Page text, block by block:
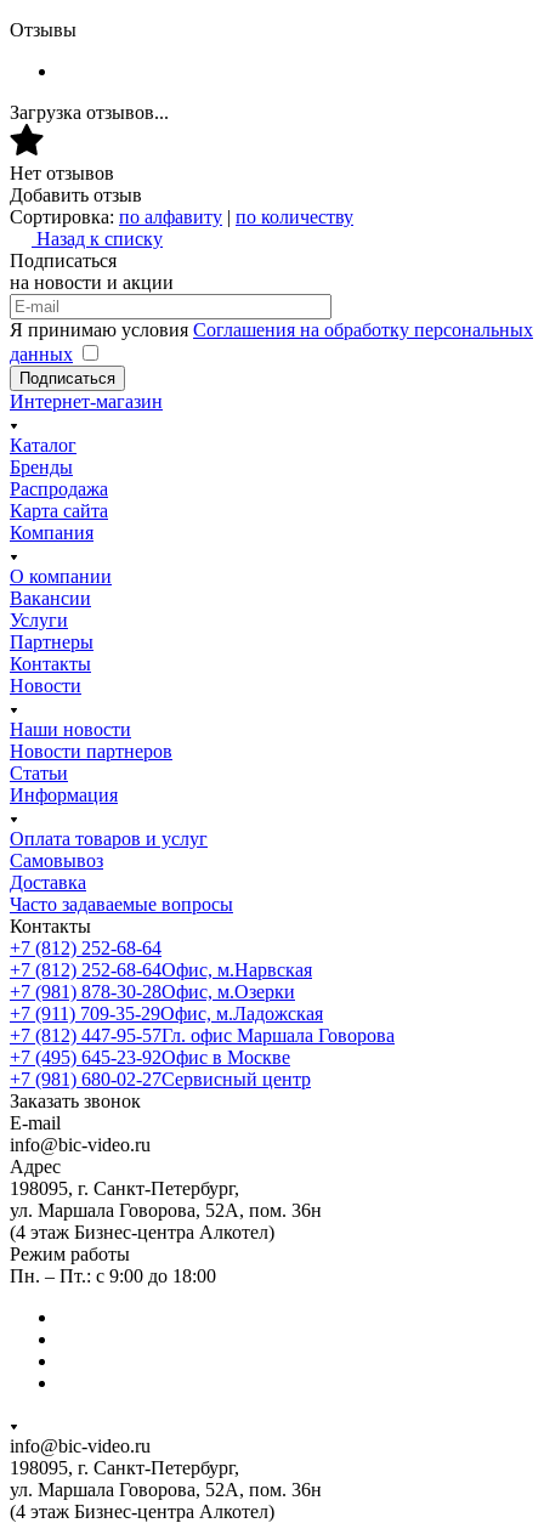
Отзывы
Загрузка отзывов...
Нет отзывов
Добавить отзыв
Сортировка: по алфавиту | по количеству
Назад к списку
Подписаться
на новости и акции
Я принимаю условия Соглашения на обработку персональных
данных
Подписаться
Интернет-магазин
Каталог
Бренды
Распродажа
Карта сайта
Компания
О компании
Вакансии
Услуги
Партнеры
Контакты
Новости
Наши новости
Новости партнеров
Статьи
Информация
Оплата товаров и услуг
Самовывоз
Доставка
Часто задаваемые вопросы
Контакты
+7 (812) 252-68-64
+7 (812) 252-68-64Офис, м.Нарвская
+7 (981) 878-30-28Офис, м.Озерки
+7 (911) 709-35-29Офис, м.Ладожская
+7 (812) 447-95-57Гл. офис Маршала Говорова
+7 (495) 645-23-92Офис в Москве
+7 (981) 680-02-27Сервисный центр
Заказать звонок
E-mail
info@bic-video.ru
Адрес
198095, г. Санкт-Петербург,
ул. Маршала Говорова, 52А, пом. 36н
(4 этаж Бизнес-центра Алкотел)
Режим работы
Пн. – Пт.: с 9:00 до 18:00
info@bic-video.ru
198095, г. Санкт-Петербург,
ул. Маршала Говорова, 52А, пом. 36н
(4 этаж Бизнес-центра Алкотел)